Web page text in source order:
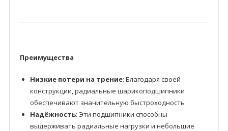
Преимущества
Низкие потери на трение: Благодаря своей
конструкции, радиальные шарикоподшипники
обеспечивают значительную быстроходность
Надёжность: Эти подшипники способны
выдерживать радиальные нагрузки и небольшие